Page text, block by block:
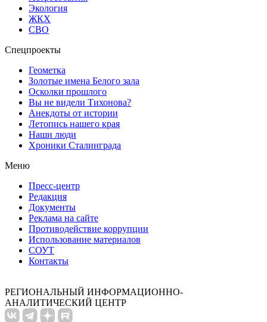
Экология
ЖКХ
СВО
Спецпроекты
Геометка
Золотые имена Белого зала
Осколки прошлого
Вы не видели Тихонова?
Анекдоты от истории
Летопись нашего края
Наши люди
Хроники Сталинграда
Меню
Пресс-центр
Редакция
Документы
Реклама на сайте
Противодействие коррупции
Использование материалов
СОУТ
Контакты
РЕГИОНАЛЬНЫЙ ИНФОРМАЦИОННО-
АНАЛИТИЧЕСКИЙ ЦЕНТР